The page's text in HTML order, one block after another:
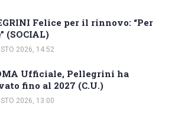
Felice per il rinnovo: “Per
(SOCIAL)
2026, 14:52
Ufficiale, Pellegrini ha
fino al 2027 (C.U.)
2026, 13:00